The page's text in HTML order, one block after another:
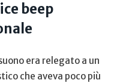
⁣beep
era relegato ​a un
che aveva poco più